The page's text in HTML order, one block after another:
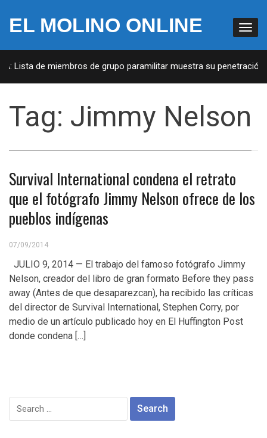
EL MOLINO ONLINE
Lista de miembros de grupo paramilitar muestra su penetración
Tag: Jimmy Nelson
Survival International condena el retrato
que el fotógrafo Jimmy Nelson ofrece de los
pueblos indígenas
07/09/2014
JULIO 9, 2014 — El trabajo del famoso fotógrafo Jimmy
Nelson, creador del libro de gran formato Before they pass
away (Antes de que desaparezcan), ha recibido las críticas
del director de Survival International, Stephen Corry, por
medio de un artículo publicado hoy en El Huffington Post
donde condena […]
Search
for: